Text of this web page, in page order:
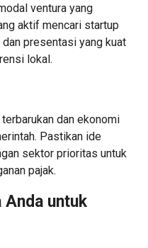
ventura yang
aktif mencari startup
presentasi yang kuat
lokal.
dan ekonomi
Pastikan ide
sektor prioritas untuk
pajak.
untuk